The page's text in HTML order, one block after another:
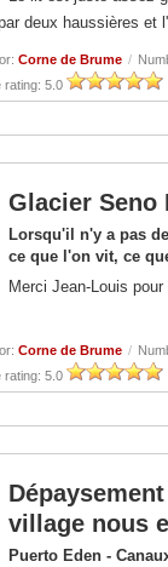
deux haussières et
Corne de Brume /
rating: 5.0
Glacier Seno
Lorsqu'il n'y a pas
ce que l'on vit, ce
Merci Jean-Louis
Corne de Brume /
rating: 5.0
village nous
Puerto Eden -